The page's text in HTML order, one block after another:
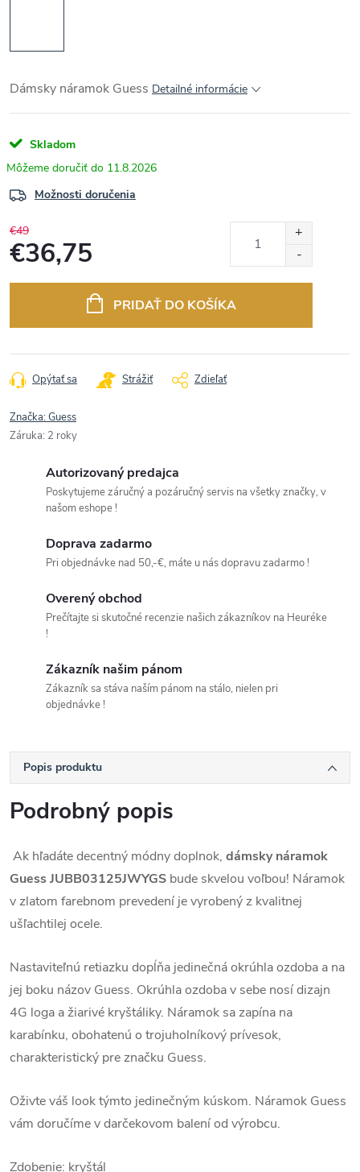
Dámsky náramok Guess Detailné informácie
Skladom
11.8.2026
Možnosti doručenia
€49
€36,75
PRIDAŤ DO KOŠÍKA
Opýtať sa Strážiť Zdieľať
Značka:Guess
Záruka: 2 roky
Autorizovaný predajca
Poskytujeme záručný a pozáručný servis na všetky značky, v
našom eshope !
Doprava zadarmo
Pri objednávke nad 50,-€, máte u nás dopravu zadarmo !
Overený obchod
Prečítajte si skutočné recenzie našich zákazníkov na Heuréke
!
Zákazník našim pánom
Zákazník sa stáva naším pánom na stálo, nielen pri
objednávke !
Popis produktu
Podrobný popis
Ak hľadáte decentný módny doplnok, dámsky náramok
Guess JUBB03125JWYGS bude skvelou voľbou! Náramok
v zlatom farebnom prevedení je vyrobený z kvalitnej
ušľachtilej ocele.
Nastaviteľnú retiazku dopĺňa jedinečná okrúhla ozdoba a na
jej boku názov Guess. Okrúhla ozdoba v sebe nosí dizajn
4G loga a žiarivé kryštáliky. Náramok sa zapína na
karabínku, obohatenú o trojuholníkový prívesok,
charakteristický pre značku Guess.
Oživte váš look týmto jedinečným kúskom. Náramok Guess
vám doručíme v darčekovom balení od výrobcu.
Zdobenie: kryštál